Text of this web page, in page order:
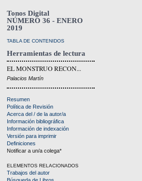
Tonos Digital
NÚMERO 36 - ENERO
2019
TABLA DE CONTENIDOS
Herramientas de lectura
EL MONSTRUO RECON...
Palacios Martín
Resumen
Política de Revisión
Acerca del / de la autor/a
Información bibliográfica
Información de indexación
Versión para imprimir
Definiciones
Notificar a un/a colega*
ELEMENTOS RELACIONADOS
Trabajos del autor